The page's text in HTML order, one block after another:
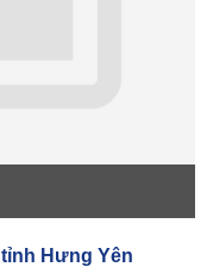
Hưng Yên